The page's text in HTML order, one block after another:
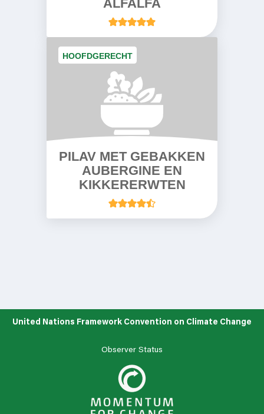
ALFALFA
HOOFDGERECHT
PILAV MET GEBAKKEN
AUBERGINE EN
KIKKERERWTEN
United Nations Framework Convention on Climate Change
Observer Status